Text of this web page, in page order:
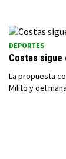
DEPORTES
Costas sigue
La propuesta
Milito y del